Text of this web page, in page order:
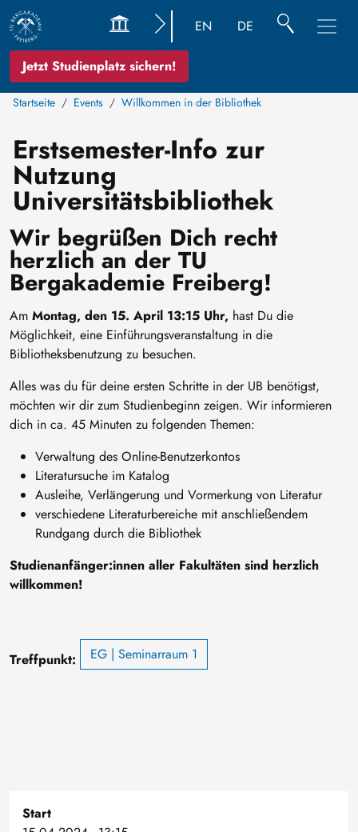
Jetzt Studienplatz sichern!
EN DE
Startseite Events Willkommen in der Bibliothek
Erstsemester-Info zur
Nutzung
Universitätsbibliothek
Wir begrüßen Dich recht
herzlich an der TU
Bergakademie Freiberg!
Am Montag, den 15. April 13:15 Uhr, hast Du die
Möglichkeit, eine Einführungsveranstaltung in die
Bibliotheksbenutzung zu besuchen.
Alles was du für deine ersten Schritte in der UB benötigst,
möchten wir dir zum Studienbeginn zeigen. Wir informieren
dich in ca. 45 Minuten zu folgenden Themen:
Verwaltung des Online-Benutzerkontos
Literatursuche im Katalog
Ausleihe, Verlängerung und Vormerkung von Literatur
verschiedene Literaturbereiche mit anschließendem
Rundgang durch die Bibliothek
Studienanfänger:innen aller Fakultäten sind herzlich
willkommen!
Treffpunkt: EG | Seminarraum 1
Start